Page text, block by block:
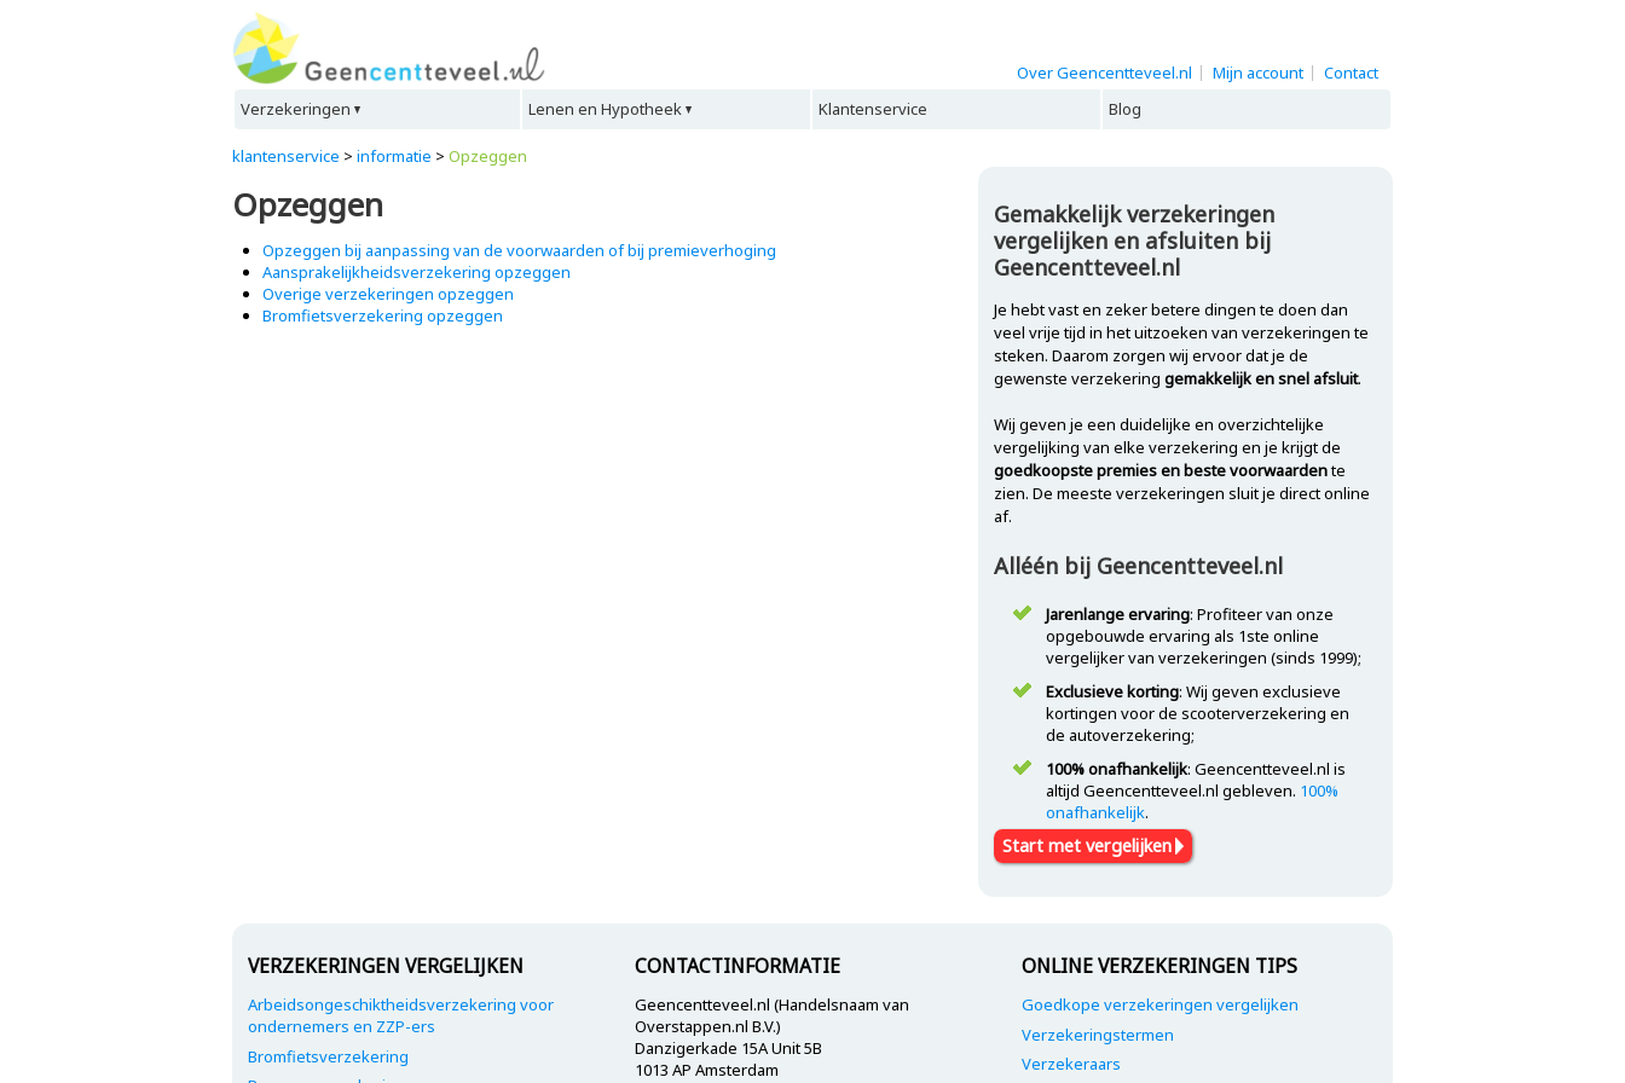
Over Geencentteveel.nl Mijn account
Contact
Verzekeringen
Lenen en Hypotheek Klantenservice Blog
klantenservice > informatie > Opzeggen
Opzeggen
Opzeggen bij aanpassing van de voorwaarden of bij premieverhoging
Aansprakelijkheidsverzekering opzeggen
Overige verzekeringen opzeggen
Bromfietsverzekering opzeggen
Gemakkelijk verzekeringen
vergelijken en afsluiten bij
Geencentteveel.nl
Je hebt vast en zeker betere dingen te doen dan
veel vrije tijd in het uitzoeken van verzekeringen te
steken. Daarom zorgen wij ervoor dat je de
gewenste verzekeringgemakkelijk en snel afsluit.
Wij geven je een duidelijke en overzichtelijke
vergelijking van elke verzekering en je krijgt de
goedkoopste premies en beste voorwaardente
zien. De meeste verzekeringen sluit je direct online
af.
Alléén bij Geencentteveel.nl
Jarenlange ervaring: Profiteer van onze
opgebouwde ervaring als 1ste online
vergelijker van verzekeringen (sinds 1999);
Exclusieve korting: Wij geven exclusieve
kortingen voor de scooterverzekering en
de autoverzekering;
100% onafhankelijk: Geencentteveel.nl is
altijd Geencentteveel.nl gebleven. 100%
onafhankelijk.
Start met vergelijken
VERZEKERINGEN VERGELIJKEN
Arbeidsongeschiktheidsverzekering voor
ondernemers en ZZP-ers
Bromfietsverzekering
CONTACTINFORMATIE
Geencentteveel.nl (Handelsnaam van
Overstappen.nl B.V.)
Danzigerkade 15A Unit 5B
1013 AP Amsterdam
ONLINE VERZEKERINGEN TIPS
Goedkope verzekeringen vergelijken
Verzekeringstermen
Verzekeraars